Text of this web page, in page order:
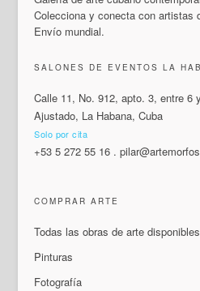
Colecciona y conecta con artistas
Envío mundial.
SALONES DE EVENTOS LA
Calle 11, No. 912, apto. 3, entre 6
Ajustado, La Habana, Cuba
Solo por cita
+53 5 272 55 16 .
COMPRAR ARTE
Todas las obras de arte disponibles
Pinturas
Fotografía